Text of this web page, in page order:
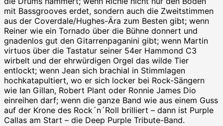
mit Bassgrooves erdet, sondern auch die Zweitstimmen
aus der Coverdale/Hughes-Ära zum Besten gibt; wenn
Reiner wie ein Tornado über die Bühne donnert und
gnadenlos gut den Gitarrenpaganini gibt; wenn Martin
virtuos über die Tastatur seiner 54er Hammond C3
wirbelt und der ehrwürdigen Orgel das wilde Tier
entlockt; wenn Jean sich brachial in Stimmlagen
hochkatapultiert, wo er sich locker bei Rock-Sängern
wie Ian Gillan, Robert Plant oder Ronnie James Dio
einreihen darf; wenn die ganze Band wie aus einem Guss
auf der Krone des Rock´n´Roll brilliert – dann ist Purple
Callas am Start – die Deep Purple Tribute-Band.